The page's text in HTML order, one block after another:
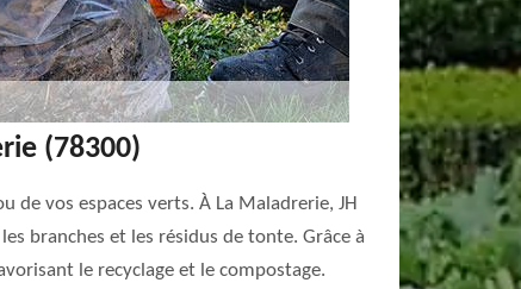
(78300)
vos espaces verts. À La Maladrerie, JH
branches et les résidus de tonte. Grâce à
le recyclage et le compostage.